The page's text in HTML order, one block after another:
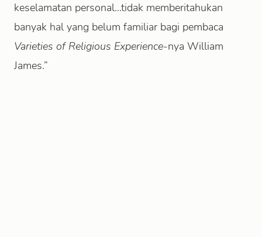
keselamatan personal...tidak memberitahukan
banyak hal yang belum familiar bagi pembaca
Varieties of Religious Experience-nya William
James.”